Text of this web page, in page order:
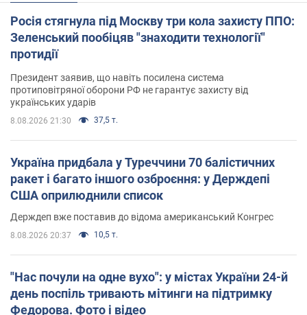
Росія стягнула під Москву три кола захисту ППО:
Зеленський пообіцяв "знаходити технології"
протидії
Президент заявив, що навіть посилена система
протиповітряної оборони РФ не гарантує захисту від
українських ударів
8.08.2026 21:30 37,5 т.
Україна придбала у Туреччини 70 балістичних
ракет і багато іншого озброєння: у Держдепі
США оприлюднили список
Держдеп вже поставив до відома американський Конгрес
8.08.2026 20:37 10,5 т.
"Нас почули на одне вухо": у містах України 24-й
день поспіль тривають мітинги на підтримку
Федорова. Фото і відео